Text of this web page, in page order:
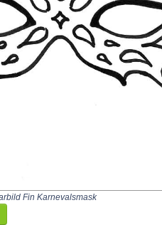
Fin Karnevalsmask